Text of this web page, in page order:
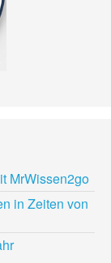
MrWissen2go
in Zeiten von